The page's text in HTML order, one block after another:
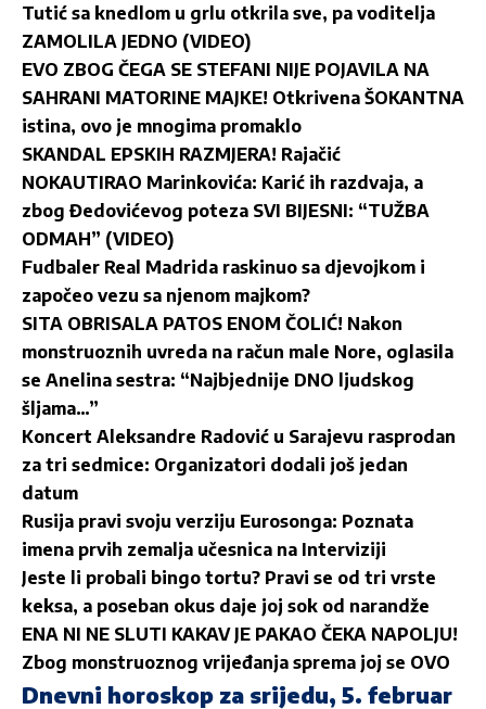
Tutić sa knedlom u grlu otkrila sve, pa voditelja
ZAMOLILA JEDNO (VIDEO)
EVO ZBOG ČEGA SE STEFANI NIJE POJAVILA NA
SAHRANI MATORINE MAJKE! Otkrivena ŠOKANTNA
istina, ovo je mnogima promaklo
SKANDAL EPSKIH RAZMJERA! Rajačić
NOKAUTIRAO Marinkovića: Karić ih razdvaja, a
zbog Đedovićevog poteza SVI BIJESNI: “TUŽBA
ODMAH” (VIDEO)
Fudbaler Real Madrida raskinuo sa djevojkom i
započeo vezu sa njenom majkom?
SITA OBRISALA PATOS ENOM ČOLIĆ! Nakon
monstruoznih uvreda na račun male Nore, oglasila
se Anelina sestra: “Najbjednije DNO ljudskog
šljama…”
Koncert Aleksandre Radović u Sarajevu rasprodan
za tri sedmice: Organizatori dodali još jedan
datum
Rusija pravi svoju verziju Eurosonga: Poznata
imena prvih zemalja učesnica na Interviziji
Jeste li probali bingo tortu? Pravi se od tri vrste
keksa, a poseban okus daje joj sok od narandže
ENA NI NE SLUTI KAKAV JE PAKAO ČEKA NAPOLJU!
Zbog monstruoznog vrijeđanja sprema joj se OVO
Dnevni horoskop za srijedu, 5. februar